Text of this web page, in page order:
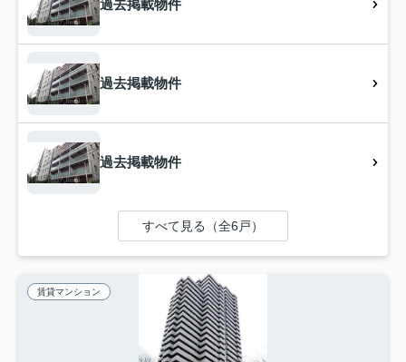
過去掲載物件
過去掲載物件
過去掲載物件
すべて見る（全6戸）
賃貸マンション